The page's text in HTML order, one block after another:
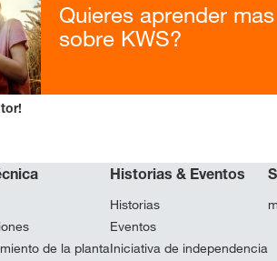
Quieres aprender mas
sobre KWS?
de la planta
Historias & Eventos
Historias
Eventos
Iniciativa de independencia